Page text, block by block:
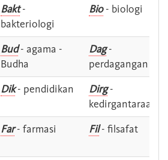
Bakt-
bakteriologi
Bio- biologi
Bud- agama -
Budha
Dag-
perdagangan
Dik- pendidikan Dirg-
kedirgantaraan
Far- farmasi Fil- filsafat